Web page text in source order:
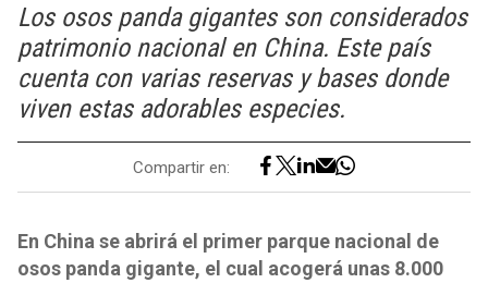
Los osos panda gigantes son considerados
patrimonio nacional en China. Este país
cuenta con varias reservas y bases donde
viven estas adorables especies.
Compartir en:
En China se abrirá el primer parque nacional de
osos panda gigante, el cual acogerá unas 8.000